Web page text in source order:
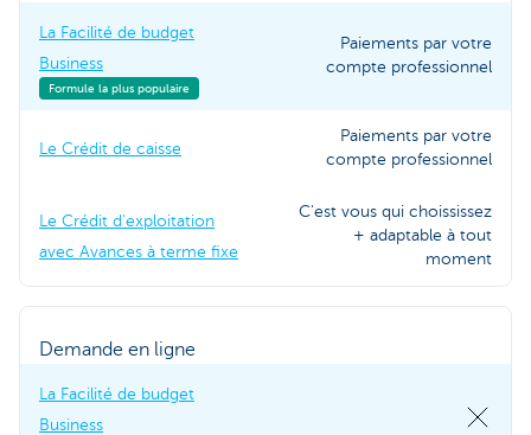
La Facilité de budget
Business
Formule la plus populaire
Paiements par votre
compte professionnel
Le Crédit de caisse
Paiements par votre
compte professionnel
Le Crédit d'exploitation
avec Avances à terme fixe
C'est vous qui choississez
+ adaptable à tout
moment
Demande en ligne
La Facilité de budget
Business